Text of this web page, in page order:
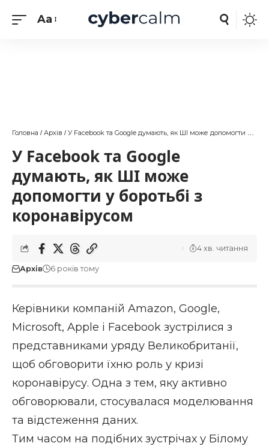
Aa
Головна / Архів / У Facebook та Google думають, як ШІ може допомогти у боротьбі з коронавірусом
У Facebook та Google
думають, як ШІ може
допомогти у боротьбі з
коронавірусом
Архів 6 років тому
4 хв. читання
Керівники компаній Amazon, Google,
Microsoft, Apple і Facebook зустрілися з
представниками уряду Великобританії,
щоб обговорити їхню роль у кризі
коронавірусу. Одна з тем, яку активно
обговорювали, стосувалася моделювання
та відстеження даних.
Тим часом на подібних зустрічах у Білому